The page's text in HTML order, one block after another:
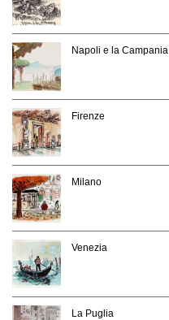
Napoli e la Campania
Firenze
Milano
Venezia
La Puglia